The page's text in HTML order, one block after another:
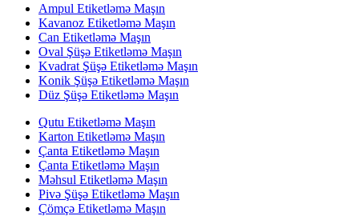
Ampul Etiketləmə Maşın
Kavanoz Etiketləmə Maşın
Can Etiketləmə Maşın
Oval Şüşə Etiketləmə Maşın
Kvadrat Şüşə Etiketləmə Maşın
Konik Şüşə Etiketləmə Maşın
Düz Şüşə Etiketləmə Maşın
Qutu Etiketləmə Maşın
Karton Etiketləmə Maşın
Çanta Etiketləmə Maşın
Çanta Etiketləmə Maşın
Məhsul Etiketləmə Maşın
Pivə Şüşə Etiketləmə Maşın
Çömçə Etiketləmə Maşın